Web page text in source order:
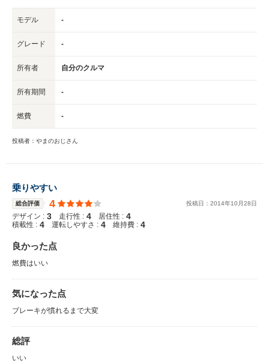
モデル -
グレード -
所有者 自分のクルマ
所有期間 -
燃費 -
投稿者：やまのおじさん
乗りやすい
総合評価 4 投稿日： 2014年10 月28日
デザイン : 3 走行性 : 4 居住性 : 4
積載性 : 4 運転しやすさ : 4 維持費 : 4
良かった点
燃費はいい
気になった点
ブレーキが慣れるまで大変
総評
いい